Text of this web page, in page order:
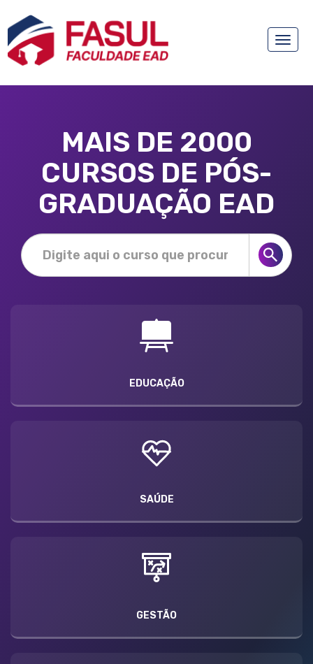
Toggle
MAIS DE 2000
CURSOS DE PÓS-
GRADUAÇÃO EAD
EDUCAÇÃO
SAÚDE
GESTÃO